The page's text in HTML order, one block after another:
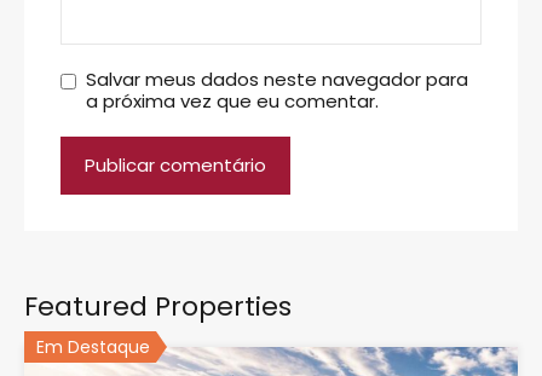
Salvar meus dados neste navegador para
a próxima vez que eu comentar.
Featured Properties
Em Destaque